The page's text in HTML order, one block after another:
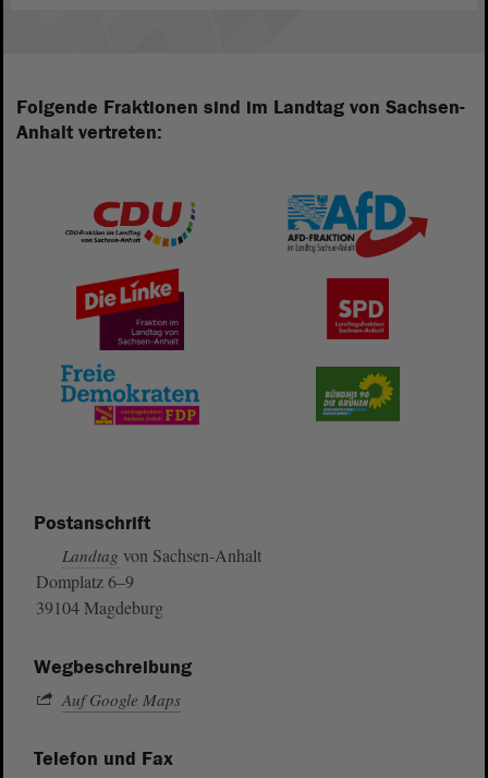
Folgende Fraktionen sind im Landtag von Sachsen-
Anhalt vertreten:
Postanschrift
Landtag von Sachsen-Anhalt
Domplatz 6–9
39104 Magdeburg
Wegbeschreibung
Auf Google Maps
Telefon und Fax